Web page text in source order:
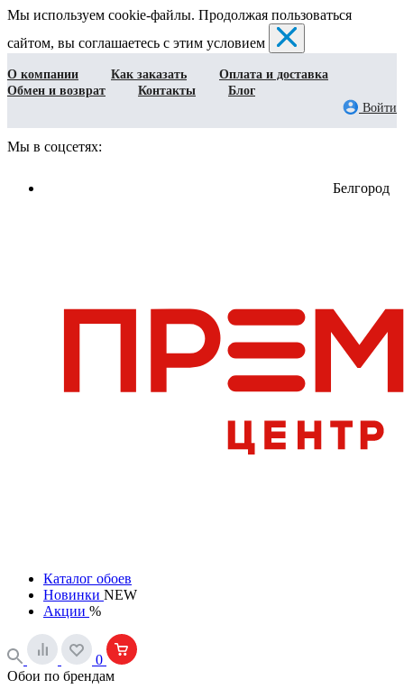
Мы используем cookie-файлы. Продолжая пользоваться
сайтом, вы соглашаетесь с этим условием
О компании Как заказать
Оплата и доставка
Обмен и возврат
Контакты
Блог
Войти
Мы в соцсетях:
Белгород
Каталог обоев
Новинки NEW
Акции %
0
Обои по брендам